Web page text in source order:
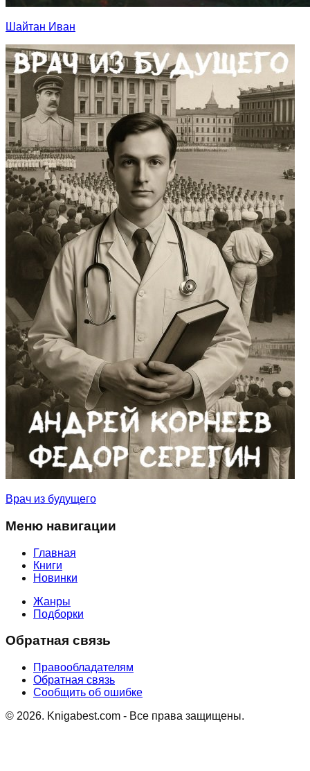
Шайтан Иван
Врач из будущего
Меню навигации
Главная
Книги
Новинки
Жанры
Подборки
Обратная связь
Правообладателям
Обратная связь
Сообщить об ошибке
© 2026. Knigabest.com - Все права защищены.